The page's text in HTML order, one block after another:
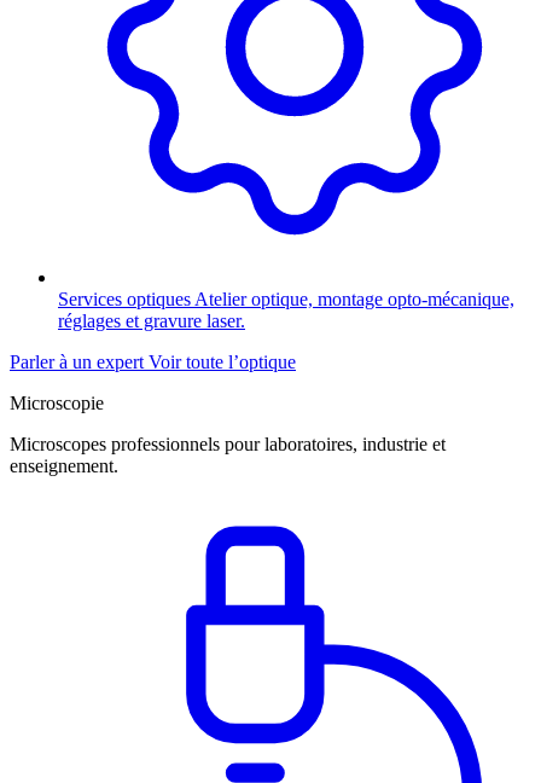
Services optiques Atelier optique, montage opto-mécanique,
réglages et gravure laser.
Parler à un expert Voir toute l’optique
Microscopie
Microscopes professionnels pour laboratoires, industrie et
enseignement.